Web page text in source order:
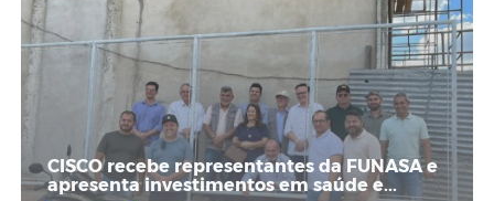
CISCO recebe representantes da FUNASA e
apresenta investimentos em saúde e...